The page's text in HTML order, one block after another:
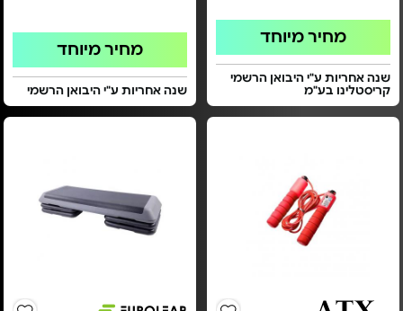
מחיר מיוחד
שנה אחריות ע"י היבואן הרשמי
קריסטלינו בע"מ
מחיר מיוחד
שנה אחריות ע"י היבואן הרשמי